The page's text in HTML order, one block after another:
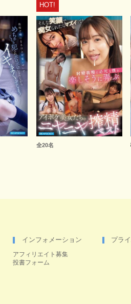
HOT!
全20名
インフォメーション
アフィリエイト募集
投書フォーム
プラ